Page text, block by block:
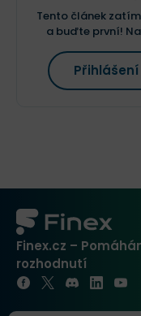
Tento článek
a buďte první!
Přihlášení
Finex.cz –
rozhodnutí